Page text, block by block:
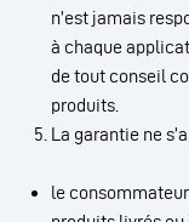
n’est jamais
à chaque
de tout conseil
produits.
La garantie ne
le